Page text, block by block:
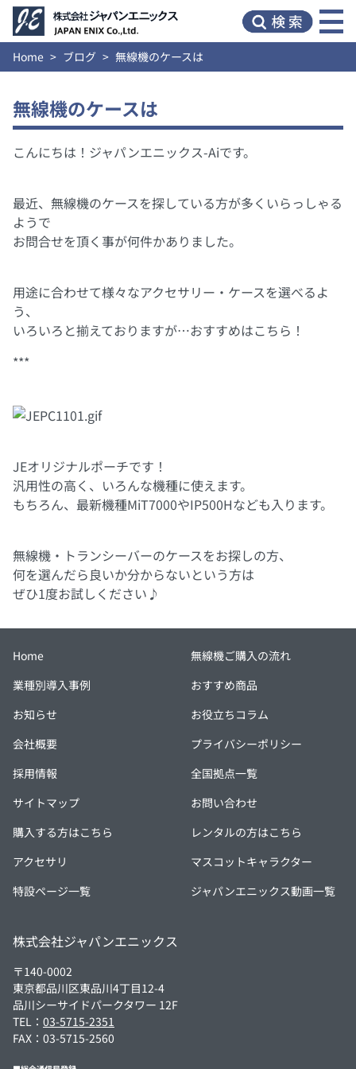
Home ブログ 無線機のケースは
無線機のケースは
こんにちは！ジャパンエニックス-Aiです。
最近、無線機のケースを探している方が多くいらっしゃる
ようで
お問合せを頂く事が何件かありました。
用途に合わせて様々なアクセサリー・ケースを選べるよ
う、
いろいろと揃えておりますが…おすすめはこちら！
***
JEオリジナルポーチです！
汎用性の高く、いろんな機種に使えます。
もちろん、最新機種MiT7000やIP500Hなども入ります。
無線機・トランシーバーのケースをお探しの方、
何を選んだら良いか分からないという方は
ぜひ1度お試しください♪
Home
無線機ご購入の流れ
業種別導入事例
おすすめ商品
お知らせ
お役立ちコラム
会社概要
プライバシーポリシー
採用情報
全国拠点一覧
サイトマップ
お問い合わせ
購入する方はこちら
レンタルの方はこちら
アクセサリ
マスコットキャラクター
特設ページ一覧
ジャパンエニックス動画一覧
株式会社ジャパンエニックス
〒140-0002
東京都品川区東品川4丁目12-4
品川シーサイドパークタワー 12F
TEL： 03-5715-2351
FAX：03-5715-2560